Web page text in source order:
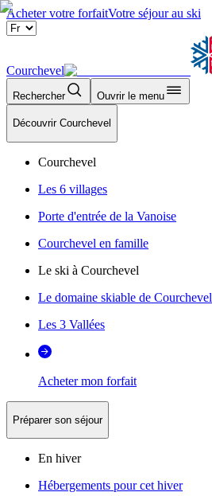
Acheter votre forfaitVotre séjour au ski
Courchevel
Rechercher Ouvrir le menu
Découvrir Courchevel
Courchevel
Les 6 villages
Porte d'entrée de la Vanoise
Courchevel en famille
Le ski à Courchevel
Le domaine skiable de Courchevel
Les 3 Vallées
Acheter mon forfait
Préparer son séjour
En hiver
Hébergements pour cet hiver